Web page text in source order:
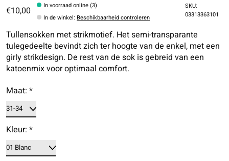
€10,00
In voorraad online (3)
In de winkel: Beschikbaarheid controleren
SKU:
03313363101
Tullensokken met strikmotief. Het semi-transparante
tulegedeelte bevindt zich ter hoogte van de enkel, met een
girly strikdesign. De rest van de sok is gebreid van een
katoenmix voor optimaal comfort.
Maat: *
Kleur: *